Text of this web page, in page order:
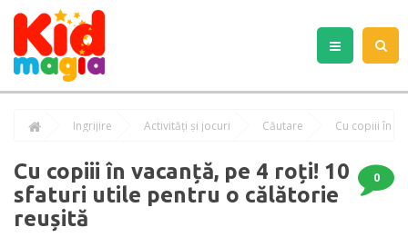
Îngrijire Activități și jocuri Căutare
Cu copiii în vacanță, pe 4 roți! 10
sfaturi utile pentru o călătorie
reușită
0